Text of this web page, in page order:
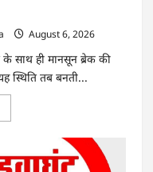
August 6, 2026
साथ ही मानसून ब्रेक की
स्थिति तब बनती...